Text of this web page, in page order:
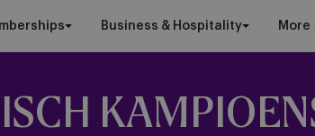
Business & Hospitality More